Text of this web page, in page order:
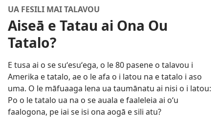
UA FESILI MAI TALAVOU
Aiseā e Tatau ai Ona Ou
Tatalo?
E tusa ai o se suʻesuʻega, o le 80 pasene o talavou i
Amerika e tatalo, ae o le afa o i latou na e tatalo i aso
uma. O le māfuaaga lena ua taumānatu ai nisi o i latou:
Po o le tatalo ua na o se auala e faaleleia ai oʻu
faalogona, pe iai se isi ona aogā e sili atu?